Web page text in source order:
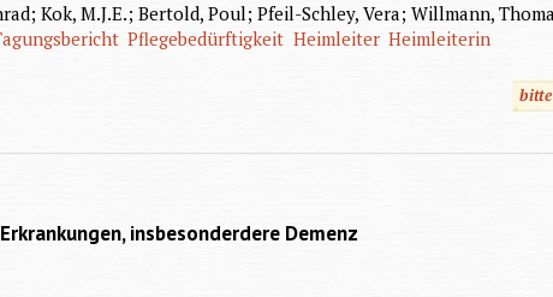
Kok, M.J.E.; Bertold, Poul; Pfeil-Schley, Vera; Willmann,
Pflegebedürftigkeit Heimleiter Heimleiterin
insbesonderdere Demenz